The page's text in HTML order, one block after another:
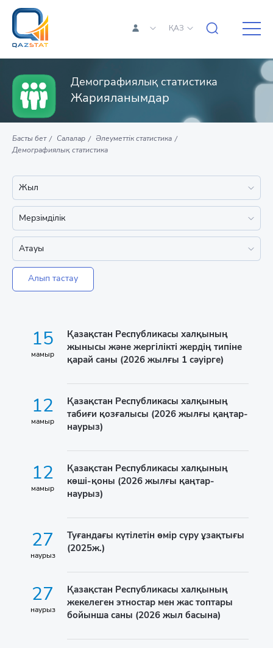
ҚАЗ
Демографиялық статистика
Жарияланымдар
Басты бет Салалар
Әлеуметтік статистика
Демографиялық статистика
Алып тастау
15
мамыр
Қазақстан Республикасы халқының
жынысы және жергілікті жердің типіне
қарай саны (2026 жылғы 1 сәуірге)
12
мамыр
Қазақстан Республикасы халқының
табиғи қозғалысы (2026 жылғы қаңтар-
наурыз)
12
мамыр
Қазақстан Республикасы халқының
көші-қоны (2026 жылғы қаңтар-
наурыз)
27
наурыз
Туғандағы күтілетін өмір сүру ұзақтығы
(2025ж.)
27
наурыз
Қазақстан Республикасы халқының
жекелеген этностар мен жас топтары
бойынша саны (2026 жыл басына)